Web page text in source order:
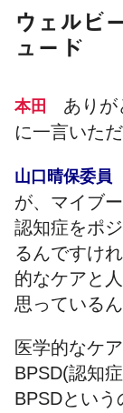
ウェルビ
ュード
本田 ありが
に一言いた
山口晴保委
が、マイブ
認知症をポ
るんですけ
的なケアと
思っているん
医学的なケ
BPSD(認知
BPSDとい